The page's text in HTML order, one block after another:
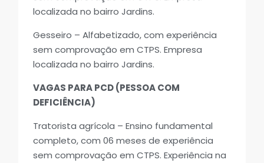
localizada no bairro Jardins.
Gesseiro – Alfabetizado, com experiência
sem comprovação em CTPS. Empresa
localizada no bairro Jardins.
VAGAS PARA PCD (PESSOA COM
DEFICIÊNCIA)
Tratorista agrícola – Ensino fundamental
completo, com 06 meses de experiência
sem comprovação em CTPS. Experiência na